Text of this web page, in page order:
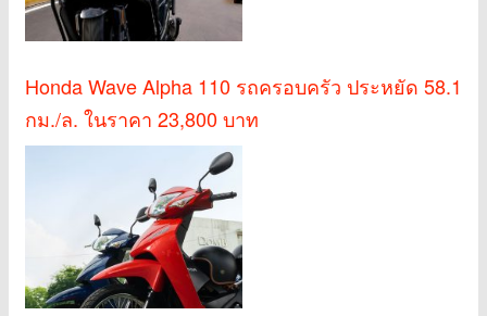
Honda Wave Alpha 110 รถครอบครัว ประหยัด 58.1
กม./ล. ในราคา 23,800 บาท